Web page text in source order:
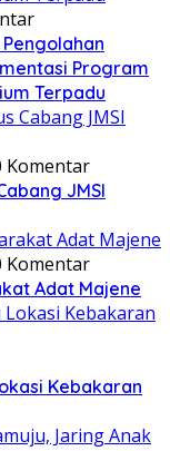
Program
Terpadu
Komentar
JMSI
Komentar
Adat Majene
Kebakaran